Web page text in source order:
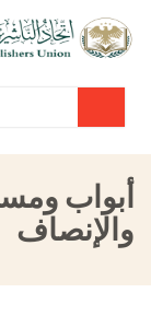
أبواب
والإنصاف